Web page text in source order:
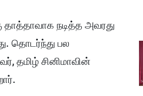
தாத்தாவாக நடித்த அவரது
தொடர்ந்து பல
தமிழ் சினிமாவின்